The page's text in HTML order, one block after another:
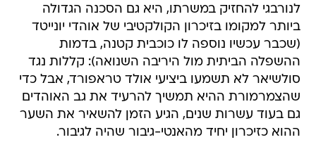
לנורבגי להחזיק במשרתו, היא גם הסכנה הגדולה
ביותר למקומו בזיכרון הקולקטיבי של אוהדי יונייטד
(שכבר עכשיו נוספה לו כוכבית קטנה, בדמות
ההשפלה הביתית מול היריבה השנואה): קללות נגד
סולשיאר לא תשמעו ביציעי אולד טראפורד, אבל כדי
שהצמרמורת ההיא תמשיך להרעיד את גב האוהדים
גם בעוד עשרות שנים, הגיע הזמן להשאיר את השער
ההוא כזיכרון יחיד מהאנטי-גיבור שהיה לגיבור.